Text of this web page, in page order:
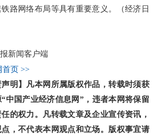
路网络布局等具有重要意义。（经济日
新闻客户端
首页 >>
】凡本网所属版权作品，转载时须获
中国产业经济信息网”，违者本网将保留
的权力。凡转载文章及企业宣传资讯，
，不代表本网观点和立场。版权事宜请